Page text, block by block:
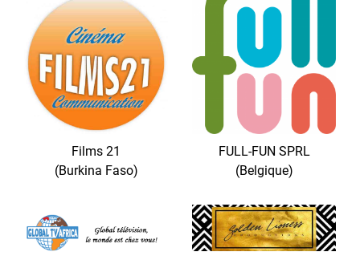
Films 21
(Burkina Faso)
FULL-FUN SPRL
(Belgique)